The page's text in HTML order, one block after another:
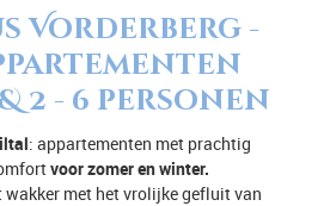
Vorderberg -
2 - 6 personen
: appartementen met prachtig
voor zomer en winter.
wakker met het vrolijke gefluit van